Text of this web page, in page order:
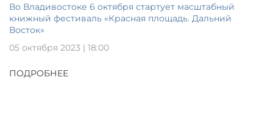
Во Владивостоке 6 октября стартует масштабный
книжный фестиваль «Красная площадь. Дальний
Восток»
05 октября 2023 | 18:00
ПОДРОБНЕЕ